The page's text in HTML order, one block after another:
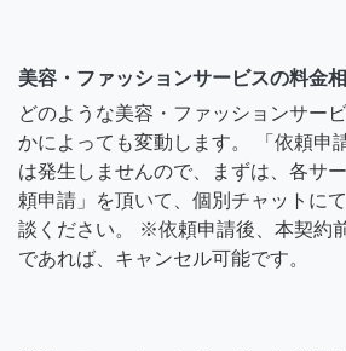
美容・ファッションサービスの料金
どのような美容・ファッションサー
かによっても変動します。 「依頼申
は発生しませんので、まずは、各サ
頼申請」を頂いて、個別チャットに
談ください。 ※依頼申請後、本契約
であれば、キャンセル可能です。